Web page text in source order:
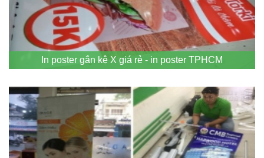
In poster gắn kệ X giá rẻ - in poster TPHCM